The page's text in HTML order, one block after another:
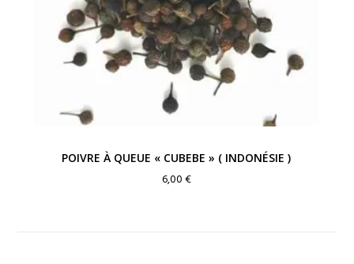
POIVRE À QUEUE « CUBEBE » ( INDONÉSIE )
6,00€